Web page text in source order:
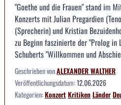
"Goethe und die Frauen" stand im
Konzerts mit Julian Pregardien
(Sprecherin) und Kristian
zu Beginn faszinierte der "Prolog in
Schuberts "Willkommen und
Geschrieben vonALEXANDER WALTHER
Veröffentlichungsdatum:12.06.2026
Kategorien:KonzertKritikenLänder